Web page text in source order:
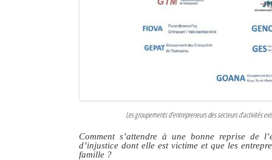
Les groupements d’entrepreneurs des secteurs d’activités
Comment s’attendre à une bonne reprise de
d’injustice dont elle est victime et que les
famille ?